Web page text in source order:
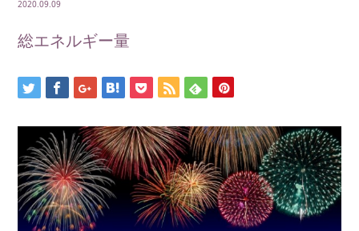
2020.09.09
総エネルギー量